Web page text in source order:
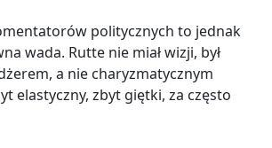
politycznych to jednak
wada. Rutte nie miał wizji, był
a nie charyzmatycznym
elastyczny, zbyt giętki, za często